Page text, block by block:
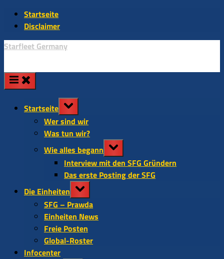
Skip
content
Startseite
Disclaimer
Starfleet Germany
Startseite Toggle
sub-
menu
Wer sind wir
Was tun wir?
Wie alles begann Toggle
sub-
menu
Interview mit den SFG Gründern
Das erste Posting der SFG
Die Einheiten Toggle
sub-
menu
SFG – Prawda
Einheiten News
Freie Posten
Global-Roster
Infocenter